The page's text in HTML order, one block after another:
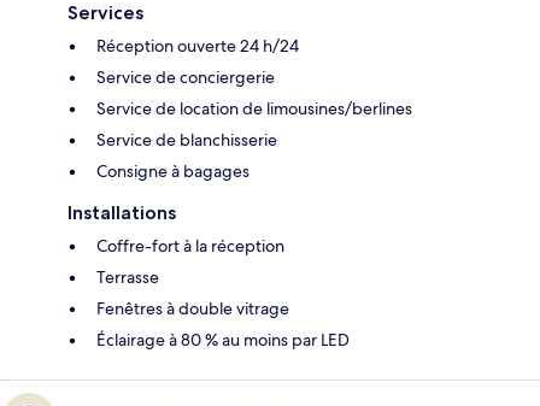
Services
Réception ouverte 24 h/24
Service de conciergerie
Service de location de limousines/berlines
Service de blanchisserie
Consigne à bagages
Installations
Coffre-fort à la réception
Terrasse
Fenêtres à double vitrage
Éclairage à 80 % au moins par LED